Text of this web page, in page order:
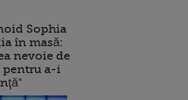
Sophia
în masă:
nevoie de
pentru a-i